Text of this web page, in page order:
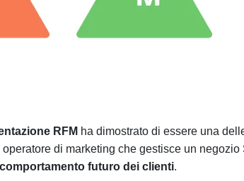
RFM ha dimostrato di essere una
di marketing che gestisce un
futuro dei clienti.